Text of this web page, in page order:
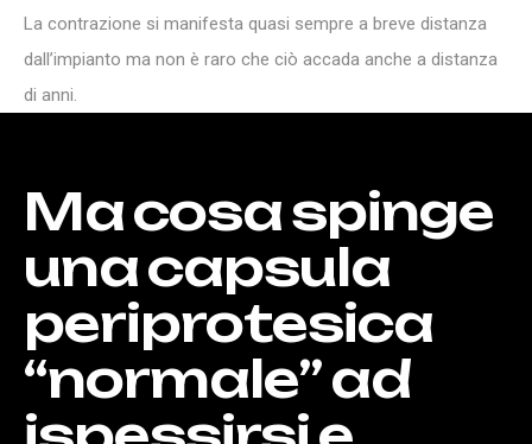
La contrazione si manifesta quasi sempre a breve distanza
dall’impianto ma non è raro che ciò accada anche a distanza
di anni.
Macosaspinge
unacapsula
periprotesica
“normale”ad